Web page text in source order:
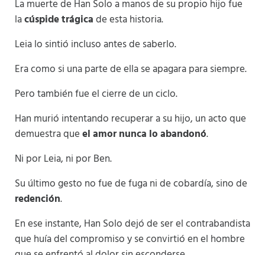
La muerte de Han Solo a manos de su propio hijo fue
lacúspide trágicade esta historia.
Leia lo sintió incluso antes de saberlo.
Era como si una parte de ella se apagara para siempre.
Pero también fue el cierre de un ciclo.
Han murió intentando recuperar a su hijo, un acto que
demuestra queel amor nunca lo abandonó.
Ni por Leia, ni por Ben.
Su último gesto no fue de fuga ni de cobardía, sino de
redención.
En ese instante, Han Solo dejó de ser el contrabandista
que huía del compromiso y se convirtió en el hombre